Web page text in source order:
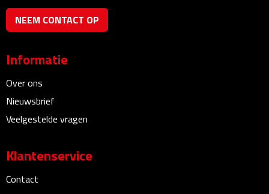
Bureau onderleggers
Bureau ventilatoren
Briefopeners
NEEM CONTACT OP
Informatie
Over ons
Nieuwsbrief
Veelgestelde vragen
Klantenservice
Contact